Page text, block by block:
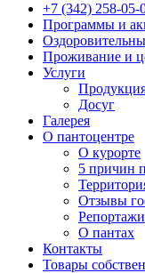
+7 (342) 258-05-
Программы и
Проживание и
Услуги
Досуг
Галерея
О пантоцентре
О курорте
5 причин
Отзывы
Репортажи
О пантах
Контакты
Товары